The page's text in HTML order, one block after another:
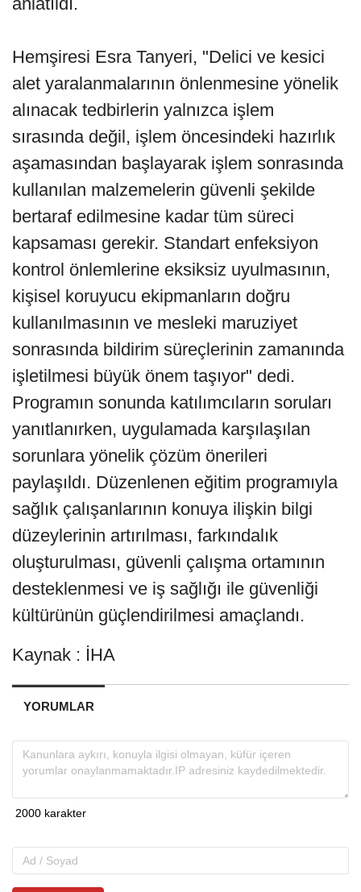
Hemşiresi Esra Tanyeri, "Delici ve kesici
alet yaralanmalarının önlenmesine yönelik
alınacak tedbirlerin yalnızca işlem
sırasında değil, işlem öncesindeki hazırlık
aşamasından başlayarak işlem sonrasında
kullanılan malzemelerin güvenli şekilde
bertaraf edilmesine kadar tüm süreci
kapsaması gerekir. Standart enfeksiyon
kontrol önlemlerine eksiksiz uyulmasının,
kişisel koruyucu ekipmanların doğru
kullanılmasının ve mesleki maruziyet
sonrasında bildirim süreçlerinin zamanında
işletilmesi büyük önem taşıyor" dedi.
Programın sonunda katılımcıların soruları
yanıtlanırken, uygulamada karşılaşılan
sorunlara yönelik çözüm önerileri
paylaşıldı. Düzenlenen eğitim programıyla
sağlık çalışanlarının konuya ilişkin bilgi
düzeylerinin artırılması, farkındalık
oluşturulması, güvenli çalışma ortamının
desteklenmesi ve iş sağlığı ile güvenliği
kültürünün güçlendirilmesi amaçlandı.
Kaynak : İHA
YORUMLAR